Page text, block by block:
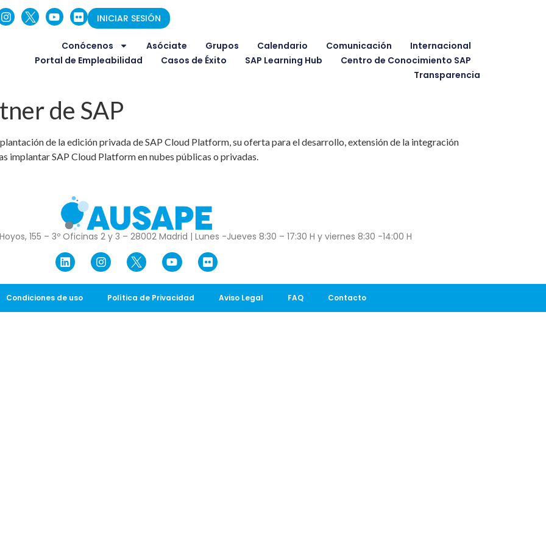
INICIAR SESIÓN
Conócenos Asóciate Grupos Calendario Comunicación
Internacional
Portal de Empleabilidad
Casos de Éxito SAP Learning Hub
Centro de Conocimiento SAP
Transparencia
de SAP
de la edición privada de SAP Cloud Platform, su oferta para el desarrollo, extensión de la integración
implantar SAP Cloud Platform en nubes públicas o privadas.
155 – 3º Oficinas 2 y 3 – 28002 Madrid | Lunes -Jueves 8:30 – 17:30 H y viernes 8:30 -14:00 H
Condiciones de uso Política de Privacidad Aviso Legal FAQ Contacto